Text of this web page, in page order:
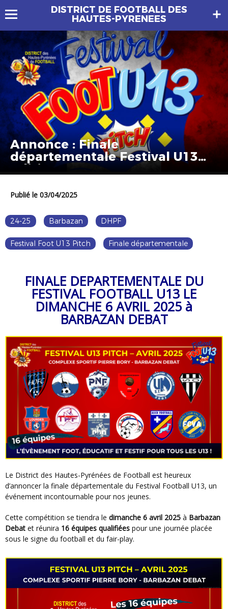
DISTRICT DE FOOTBALL DES
HAUTES-PYRENEES
Annonce : Finale
départementale Festival U13
Edition 2025
Publié le 03/04/2025
24-25 Barbazan DHPF
Festival Foot U13 Pitch Finale départementale
FINALE DEPARTEMENTALE DU
FESTIVAL FOOTBALL U13 LE
DIMANCHE 6 AVRIL 2025 à
BARBAZAN DEBAT
Le District des Hautes-Pyrénées de Football est heureux
d’annoncer la finale départementale du Festival Football U13, un
événement incontournable pour nos jeunes.
Cette compétition se tiendra le dimanche 6 avril 2025 à Barbazan
Debat et réunira 16 équipes qualifiées pour une journée placée
sous le signe du football et du fair-play.